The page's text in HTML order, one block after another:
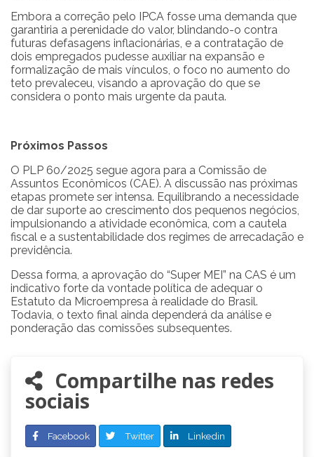
Embora a correção pelo IPCA fosse uma demanda que
garantiria a perenidade do valor, blindando-o contra
futuras defasagens inflacionárias, e a contratação de
dois empregados pudesse auxiliar na expansão e
formalização de mais vínculos, o foco no aumento do
teto prevaleceu, visando a aprovação do que se
considera o ponto mais urgente da pauta.
Próximos Passos
O PLP 60/2025 segue agora para a Comissão de
Assuntos Econômicos (CAE). A discussão nas próximas
etapas promete ser intensa. Equilibrando a necessidade
de dar suporte ao crescimento dos pequenos negócios,
impulsionando a atividade econômica, com a cautela
fiscal e a sustentabilidade dos regimes de arrecadação e
previdência.
Dessa forma, a aprovação do “Super MEI” na CAS é um
indicativo forte da vontade política de adequar o
Estatuto da Microempresa à realidade do Brasil.
Todavia, o texto final ainda dependerá da análise e
ponderação das comissões subsequentes.
Compartilhe nas redes
sociais
Facebook Twitter Linkedin